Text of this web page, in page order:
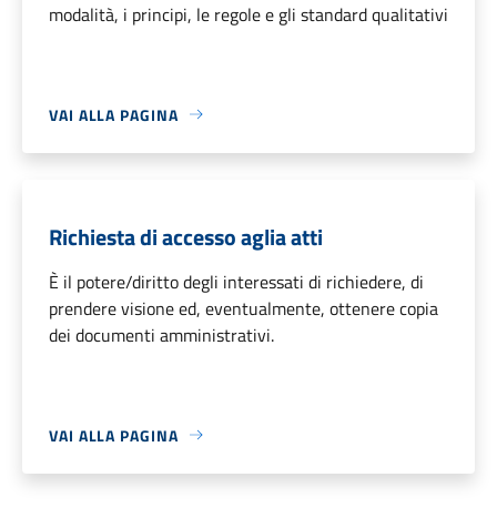
modalità, i principi, le regole e gli standard qualitativi
VAI ALLA PAGINA
Richiesta di accesso aglia atti
È il potere/diritto degli interessati di richiedere, di
prendere visione ed, eventualmente, ottenere copia
dei documenti amministrativi.
VAI ALLA PAGINA